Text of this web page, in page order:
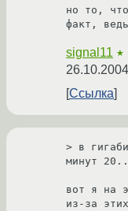
но то,
факт,
signal11 ★
Ссылка
> в
минут
вот я на
из-за